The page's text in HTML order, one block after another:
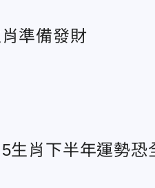
準備發財
肖下半年運勢恐